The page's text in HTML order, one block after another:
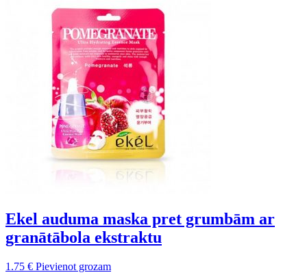
Ekel auduma maska pret grumbām ar
granātābola ekstraktu
1.75 € Pievienot grozam